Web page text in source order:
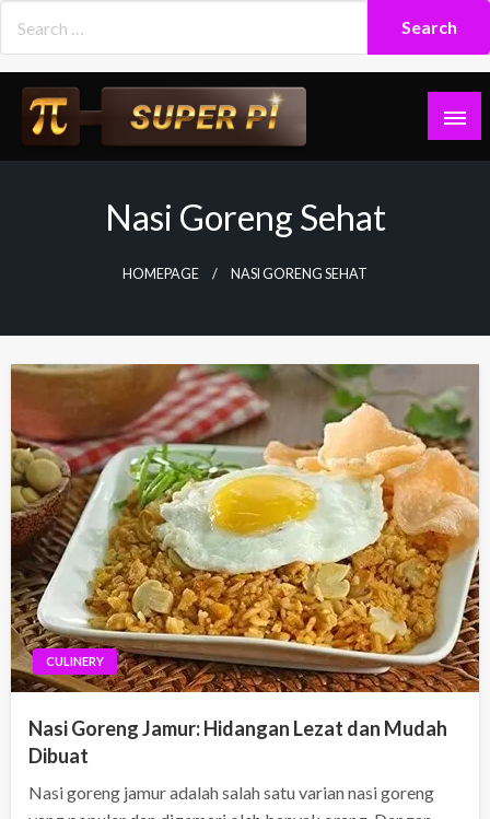
content
Nasi Goreng Sehat
HOMEPAGE NASI GORENG SEHAT
CULINERY
Nasi Goreng Jamur: Hidangan Lezat dan Mudah
Dibuat
Nasi goreng jamur adalah salah satu varian nasi goreng